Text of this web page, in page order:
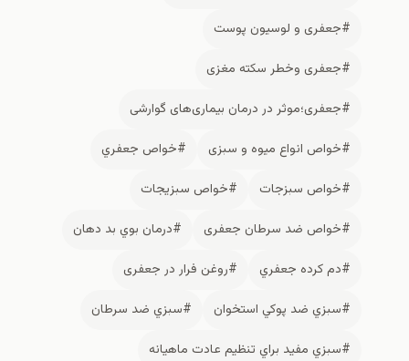
#جعفری و لوسیون پوست
#جعفری وخطر سکته مغزی
#جعفری؛موثر در درمان بیماری‌های گوارشی
#خواص انواع میوه و سبزی
#خواص جعفري
#خواص سبزجات
#خواص سبزیجات
#خواص ضد سرطان جعفری
#درمان بوي بد دهان
#دم كرده جعفري
#روغن فرار در جعفری
#سبزي ضد پوكي استخوان
#سبزي ضد سرطان
#سبزي مفيد براي تنظيم عادت ماهيانه